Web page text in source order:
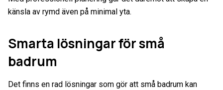
känsla av rymd även på minimal yta.
Smarta lösningar för små
badrum
Det finns en rad lösningar som gör att små badrum kan